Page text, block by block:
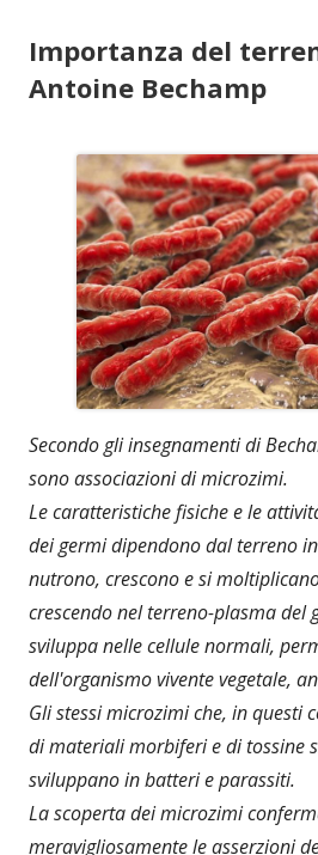
Importanza del
Antoine Bechamp
Secondo gli insegnamenti di
sono associazioni di microzimi.
Le caratteristiche fisiche e le
dei germi dipendono dal terreno
nutrono, crescono e si
crescendo nel terreno-plasma del
sviluppa nelle cellule normali,
dell'organismo vivente vegetale,
Gli stessi microzimi che, in questi
di materiali morbiferi e di tossine
sviluppano in batteri e parassiti.
La scoperta dei microzimi
meravigliosamente le asserzioni